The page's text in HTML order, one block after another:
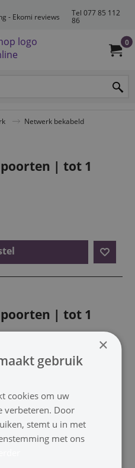
- Ekomi reviews
Tel 077 85 112
86
0
Netwerk bekabeld
| tot 1
| tot 1
besteld morgen
×
gebruik
cookies om uw
verbeteren. Door
stemt u in met
met ons